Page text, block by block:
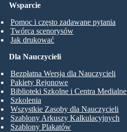
Wsparcie
Pomoc i często zadawane pytania
Twórca scenorysów
Jak drukować
Dla Nauczycieli
Bezpłatna Wersja dla Nauczycieli
Pakiety Rejonowe
Biblioteki Szkolne i Centra Medialne
Szkolenia
Wszystkie Zasoby dla Nauczycieli
Szablony Arkuszy Kalkulacyjnych
Szablony Plakatów